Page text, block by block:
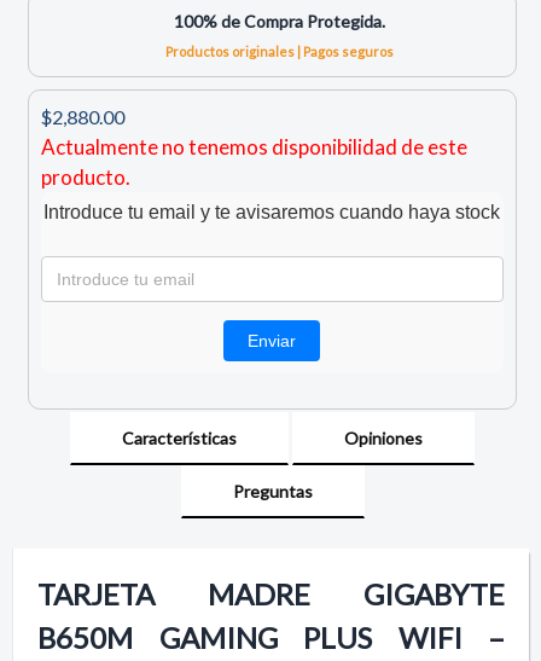
100% de Compra Protegida.
Productos originales | Pagos seguros
$2,880.00
Actualmente no tenemos disponibilidad de este
producto.
Introduce tu email y te avisaremos cuando haya stock
Características Opiniones
Preguntas
TARJETA MADRE GIGABYTE
B650M GAMING PLUS WIFI –